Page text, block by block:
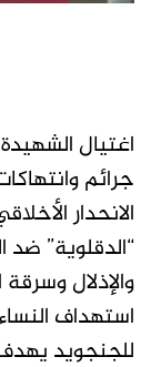
اغتيال
جرائم
الانحدار
“الدقلوية” ضد
والإذلال
استهداف
للجنجويد